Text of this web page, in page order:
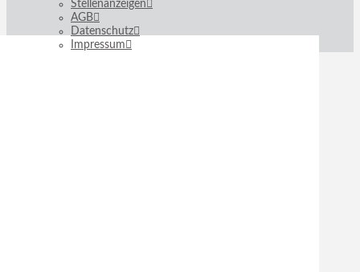
Stellenanzeigen
AGB
Datenschutz
Impressum